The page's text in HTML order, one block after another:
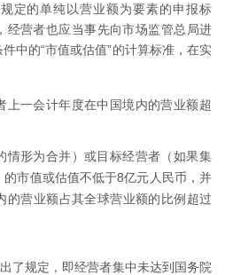
定的单纯以营业额为要素的申报标
经营者也应当事先向市场监管总局进
中的“市值或估值”的计算标准，在实
上一会计年度在中国境内的营业额超
情形为合并）或目标经营者（如果集
市值或估值不低于8亿元人民币，并
的营业额占其全球营业额的比例超过
了规定，即经营者集中未达到国务院